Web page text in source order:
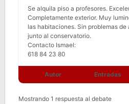
Se alquila piso a profesores.
Completamente exterior. Muy
las habitaciones. Sin problemas de
junto al conservatorio.
Contacto Ismael:
618 84 23 80
Autor Entradas
Mostrando 1 respuesta al debate